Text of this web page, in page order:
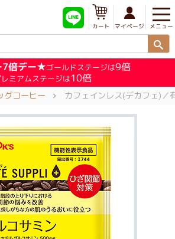
メニュー
マイページ
カート
7倍デー★ゴールドステージは9倍
ミアムステージは10倍
グコーヒー カフェインレス(デカフェ)／